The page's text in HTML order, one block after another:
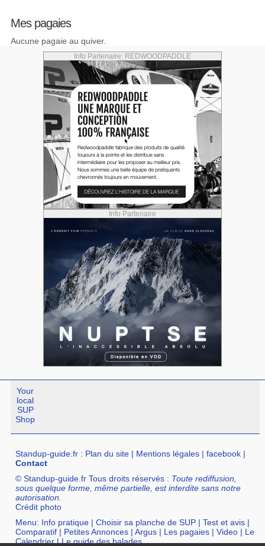
Mes pagaies
Aucune pagaie au quiver.
Info Partenaire: REDWOODPADDLE
Info Partenaire
Your
local
SUP
Shop
Standup-guide.fr : Plan du site | Mentions légales |facebook |
Contact
© Standup-guide.fr Tous droits réservés : Toute rediffusion,
sous quelque forme, même partielle, est interdite sans notre
autorisation.
Crédit photo
Menu: Info pratique |Choisir sa planche de SUP |Test et avis |
Comparatif | Petites Annonces |Argus | Les pagaies |Video | Le
Calendrier|Le guide des balades